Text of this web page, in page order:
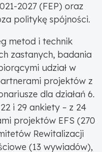
2027 (FEP) oraz
politykę spójności.
metod i technik
zastanych, badania
udział w
projektów z
dla działań 6.
i 29 ankiety – z 24
projektów EFS (270
Rewitalizacji
(13 wywiadów),